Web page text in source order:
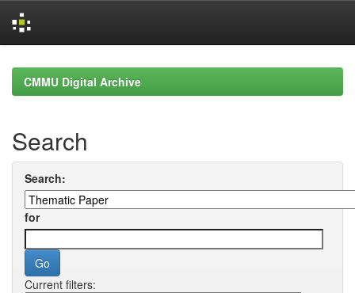
navigationCMMU Digital Archive
Search
Search:
for
Current filters: